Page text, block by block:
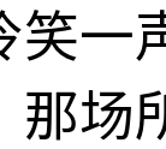
笑一
那场